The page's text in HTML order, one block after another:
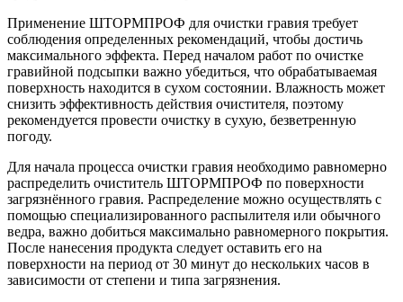
Применение ШТОРМПРОФ для очистки гравия требует
соблюдения определенных рекомендаций, чтобы достичь
максимального эффекта. Перед началом работ по очистке
гравийной подсыпки важно убедиться, что обрабатываемая
поверхность находится в сухом состоянии. Влажность может
снизить эффективность действия очистителя, поэтому
рекомендуется провести очистку в сухую, безветренную
погоду.
Для начала процесса очистки гравия необходимо равномерно
распределить очиститель ШТОРМПРОФ по поверхности
загрязнённого гравия. Распределение можно осуществлять с
помощью специализированного распылителя или обычного
ведра, важно добиться максимально равномерного покрытия.
После нанесения продукта следует оставить его на
поверхности на период от 30 минут до нескольких часов в
зависимости от степени и типа загрязнения.